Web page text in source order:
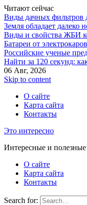
Читают сейчас
Виды дачных фильтров
Земля обладает
Виды и свойства ЖБИ
Батареи от
Российские ученые
Найти за 120 секунд:
06 Авг, 2026
Skip to content
О сайте
Карта сайта
Контакты
Это интересно
Интересные и полезные
О сайте
Карта сайта
Контакты
Search for: